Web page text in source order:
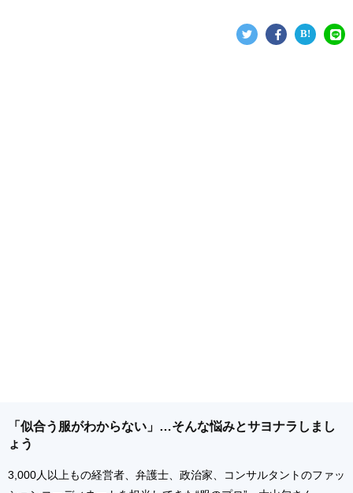
「似合う服がわからない」…そんな悩みとサヨナラしまし
ょう
3,000人以上もの経営者、弁護士、政治家、コンサルタントのファッ